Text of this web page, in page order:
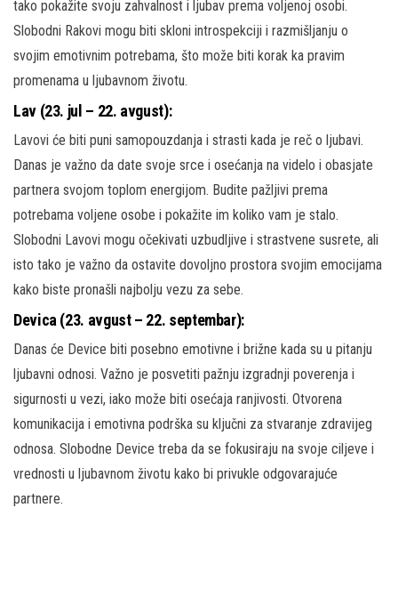
tako pokažite svoju zahvalnost i ljubav prema voljenoj osobi.
Slobodni Rakovi mogu biti skloni introspekciji i razmišljanju o
svojim emotivnim potrebama, što može biti korak ka pravim
promenama u ljubavnom životu.
Lav (23. jul – 22. avgust):
Lavovi će biti puni samopouzdanja i strasti kada je reč o ljubavi.
Danas je važno da date svoje srce i osećanja na videlo i obasjate
partnera svojom toplom energijom. Budite pažljivi prema
potrebama voljene osobe i pokažite im koliko vam je stalo.
Slobodni Lavovi mogu očekivati uzbudljive i strastvene susrete, ali
isto tako je važno da ostavite dovoljno prostora svojim emocijama
kako biste pronašli najbolju vezu za sebe.
Devica (23. avgust – 22. septembar):
Danas će Device biti posebno emotivne i brižne kada su u pitanju
ljubavni odnosi. Važno je posvetiti pažnju izgradnji poverenja i
sigurnosti u vezi, iako može biti osećaja ranjivosti. Otvorena
komunikacija i emotivna podrška su ključni za stvaranje zdravijeg
odnosa. Slobodne Device treba da se fokusiraju na svoje ciljeve i
vrednosti u ljubavnom životu kako bi privukle odgovarajuće
partnere.